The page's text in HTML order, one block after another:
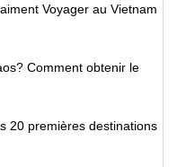
Voyager au Vietnam
Comment obtenir le
20 premières destinations